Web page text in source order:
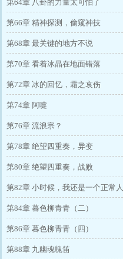
第64章 八卦的力量太可怕了
第66章 精神探测，偷窥神技
第68章 最关键的地方不说
第70章 看着冰晶在地面错落
第72章 冰的回忆，霜之哀伤
第74章 阿嚏
第76章 流浪宗？
第78章 绝望四重奏，异变
第80章 绝望四重奏，战败
第82章 小时候，我还是一个正常
第84章 暮色柳青青（二）
第86章 暮色柳青青（四）
第88章 九幽魂魄笛